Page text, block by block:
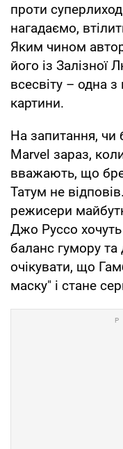
проти
нагадаємо,
Яким чином
його із Залізної
всесвіту – одна
картини.
На запитання, чи
Marvel зараз,
вважають, що
Татум не
режисери
Джо Руссо хочуть
баланс гумору
очікувати, що
маску" і стане